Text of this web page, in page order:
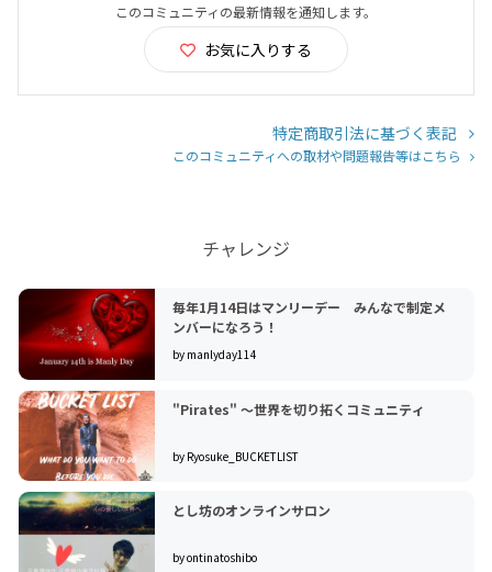
このコミュニティの最新情報を通知します。
お気に入りする
特定商取引法に基づく表記
このコミュニティへの取材や問題報告等はこちら
チャレンジ
毎年1月14日はマンリーデー みんなで制定メ
ンバーになろう！
by manlyday114
"Pirates" 〜世界を切り拓くコミュニティ
by Ryosuke_BUCKETLIST
とし坊のオンラインサロン
by ontinatoshibo